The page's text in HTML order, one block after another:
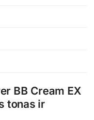
BB Cream EX
tonas ir